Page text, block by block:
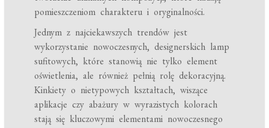
pomieszczeniom charakteru i oryginalności.
Jednym z najciekawszych trendów jest
wykorzystanie nowoczesnych, designerskich lamp
sufitowych, które stanowią nie tylko element
oświetlenia, ale również pełnią rolę dekoracyjną.
Kinkiety o nietypowych kształtach, wiszące
aplikacje czy abażury w wyrazistych kolorach
stają się kluczowymi elementami nowoczesnego